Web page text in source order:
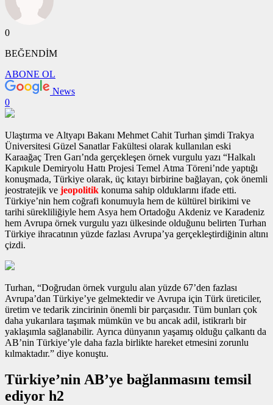
0
BEĞENDİM
ABONE OL
News
0
Ulaştırma ve Altyapı Bakanı Mehmet Cahit Turhan şimdi Trakya
Üniversitesi Güzel Sanatlar Fakültesi olarak kullanılan eski
Karaağaç Tren Garı’nda gerçekleşen örnek vurgulu yazı “Halkalı
Kapıkule Demiryolu Hattı Projesi Temel Atma Töreni’nde yaptığı
konuşmada, Türkiye olarak, üç kıtayı birbirine bağlayan, çok önemli
jeostratejik ve jeopolitik konuma sahip olduklarını ifade etti.
Türkiye’nin hem coğrafi konumuyla hem de kültürel birikimi ve
tarihi sürekliliğiyle hem Asya hem Ortadoğu Akdeniz ve Karadeniz
hem Avrupa örnek vurgulu yazı ülkesinde olduğunu belirten Turhan
Türkiye ihracatının yüzde fazlası Avrupa’ya gerçekleştirdiğinin altını
çizdi.
Turhan, “Doğrudan örnek vurgulu alan yüzde 67’den fazlası
Avrupa’dan Türkiye’ye gelmektedir ve Avrupa için Türk üreticiler,
üretim ve tedarik zincirinin önemli bir parçasıdır. Tüm bunları çok
daha yukarılara taşımak mümkün ve bu ancak adil, istikrarlı bir
yaklaşımla sağlanabilir. Ayrıca dünyanın yaşamış olduğu çalkantı da
AB’nin Türkiye’yle daha fazla birlikte hareket etmesini zorunlu
kılmaktadır.” diye konuştu.
Türkiye’nin AB’ye bağlanmasını temsil
ediyor h2